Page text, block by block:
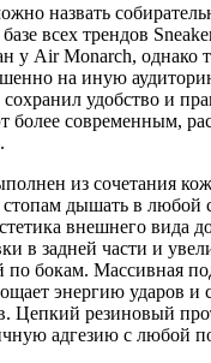
назвать
всех трендов
у Air Monarch, однако
на иную
удобство и
более современным,
из сочетания
дышать в любой
внешнего вида
в задней части и
по бокам. Массивная
энергию ударов и
Цепкий резиновый
адгезию с любой